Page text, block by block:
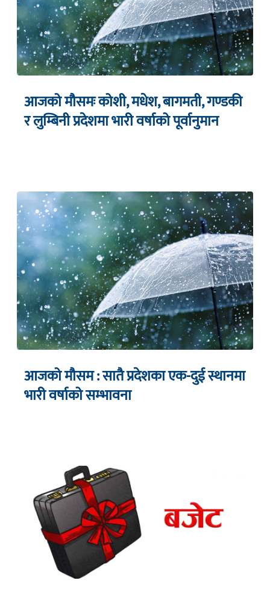
आजको मौसमः कोशी, मधेश, बागमती, गण्डकी
र लुम्बिनी प्रदेशमा भारी वर्षाको पूर्वानुमान
आजको मौसम : सातै प्रदेशका एक-दुई स्थानमा
भारी वर्षाको सम्भावना